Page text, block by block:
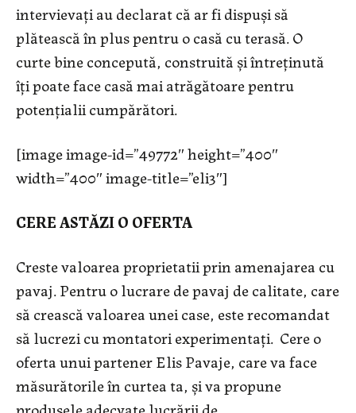
intervievați au declarat că ar fi dispuși să
plătească în plus pentru o casă cu terasă. O
curte bine concepută, construită și întreținută
îți poate face casă mai atrăgătoare pentru
potențialii cumpărători.
[image image-id=”49772″ height=”400″
width=”400″ image-title=”eli3″]
CERE ASTĂZI O OFERTA
Creste valoarea proprietatii prin amenajarea cu
pavaj. Pentru o lucrare de pavaj de calitate, care
să crească valoarea unei case, este recomandat
să lucrezi cu montatori experimentați. Cere o
oferta unui partener Elis Pavaje, care va face
măsurătorile în curtea ta, și va propune